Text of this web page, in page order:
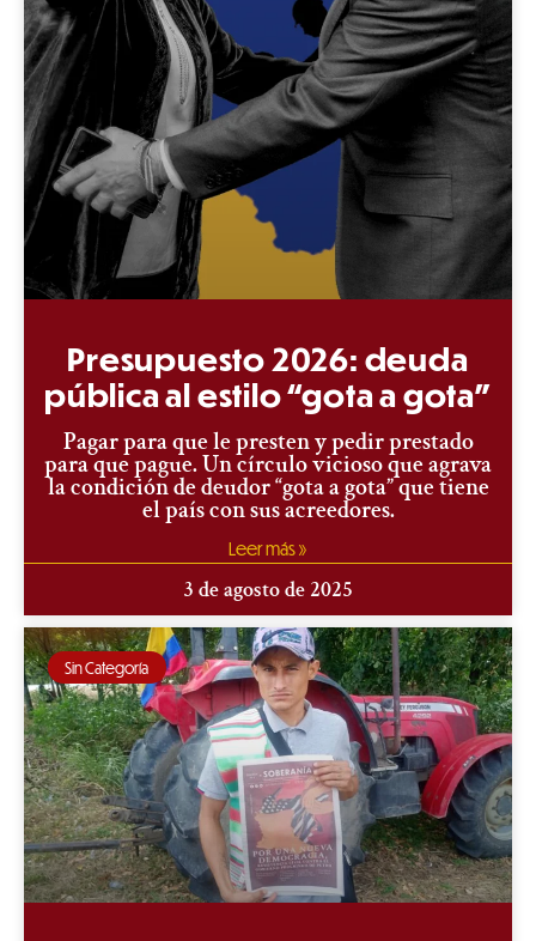
Presupuesto 2026: deuda
pública al estilo “gota a gota”
Pagar para que le presten y pedir prestado
para que pague. Un círculo vicioso que agrava
la condición de deudor “gota a gota” que tiene
el país con sus acreedores.
Leer más »
3 de agosto de 2025
Sin Categoría